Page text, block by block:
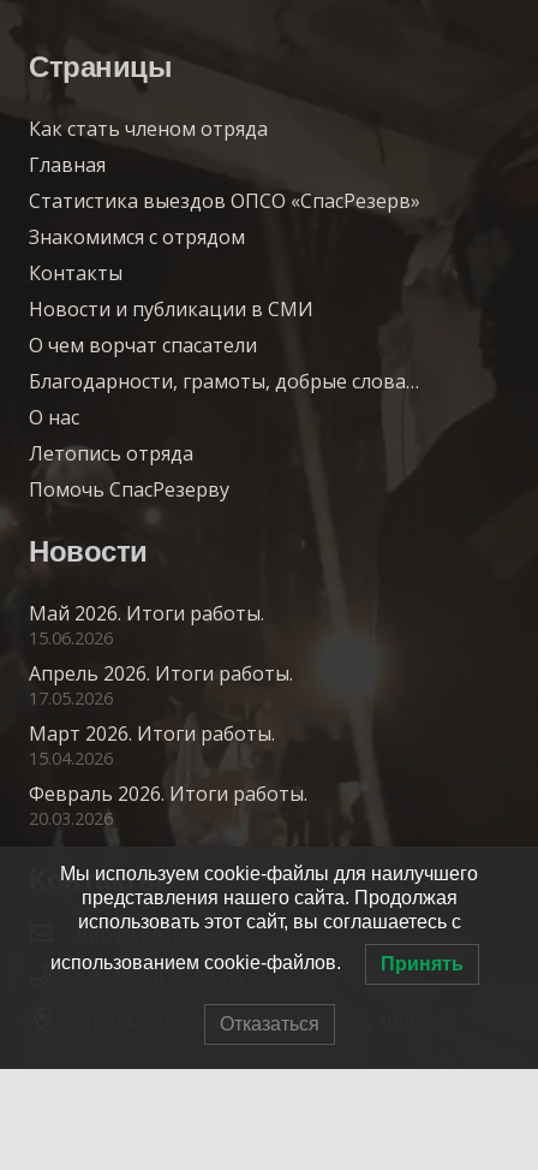
Страницы
Как стать членом отряда
Главная
Статистика выездов ОПСО «СпасРезерв»
Знакомимся с отрядом
Контакты
Новости и публикации в СМИ
О чем ворчат спасатели
Благодарности, грамоты, добрые слова…
О нас
Летопись отряда
Помочь СпасРезерву
Новости
Май 2026. Итоги работы.
15.06.2026
Апрель 2026. Итоги работы.
17.05.2026
Март 2026. Итоги работы.
15.04.2026
Февраль 2026. Итоги работы.
20.03.2026
Контакты
info@spasrezerv.ru
+7 (495) 676-02-06
Динамовская ул., 10к1, Москва, 109044
Мы используем cookie-файлы для наилучшего
представления нашего сайта. Продолжая
использовать этот сайт, вы соглашаетесь с
использованием cookie-файлов. Принять
Отказаться